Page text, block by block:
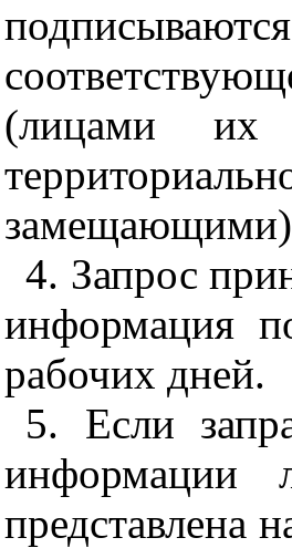
(лицами их
замещающими)
4. Запрос
информация
рабочих дней.
5. Если
информации
представлена